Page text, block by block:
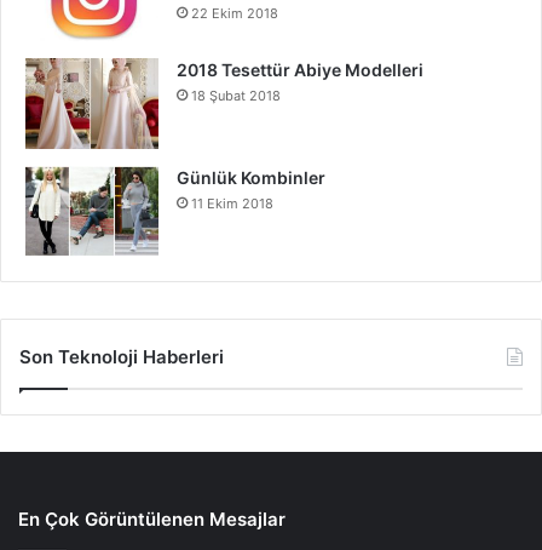
22 Ekim 2018
2018 Tesettür Abiye Modelleri
18 Şubat 2018
Günlük Kombinler
11 Ekim 2018
Son Teknoloji Haberleri
En Çok Görüntülenen Mesajlar